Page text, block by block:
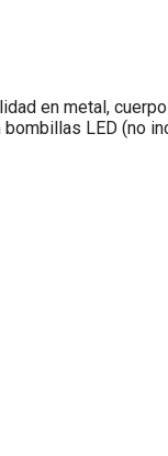
en metal,
LED (no